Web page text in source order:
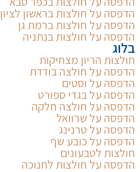
הדפסה על חולצות בראשון לציון
הדפסה על חולצות ברמת גן
הדפסה על חולצות בנתניה
בלוג
חולצות הריון מצחיקות
הדפסה על חולצה בודדת
הדפסה על וסטים
הדפסה על בגדי ספורט
הדפסה על חולצה חלקה
הדפסה על שרוואל
הדפסה על טרנינג
הדפסה על כובע שף
חולצות לטבעונים
הדפסה על חולצות לחנוכה